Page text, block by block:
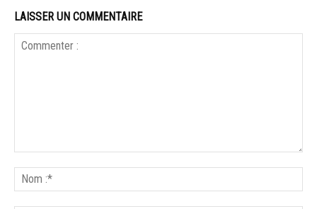
LAISSER UN COMMENTAIRE